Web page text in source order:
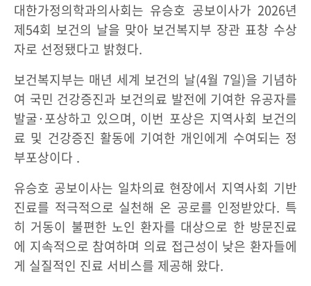
대한가정의학과의사회는 유승호 공보이사가 2026년
제54회 보건의 날을 맞아 보건복지부 장관 표창 수상
자로 선정됐다고 밝혔다.
보건복지부는 매년 세계 보건의 날(4월 7일)을 기념하
여 국민 건강증진과 보건의료 발전에 기여한 유공자를
발굴·포상하고 있으며, 이번 포상은 지역사회 보건의
료 및 건강증진 활동에 기여한 개인에게 수여되는 정
부포상이다 .
유승호 공보이사는 일차의료 현장에서 지역사회 기반
진료를 적극적으로 실천해 온 공로를 인정받았다. 특
히 거동이 불편한 노인 환자를 대상으로 한 방문진료
에 지속적으로 참여하며 의료 접근성이 낮은 환자들에
게 실질적인 진료 서비스를 제공해 왔다.